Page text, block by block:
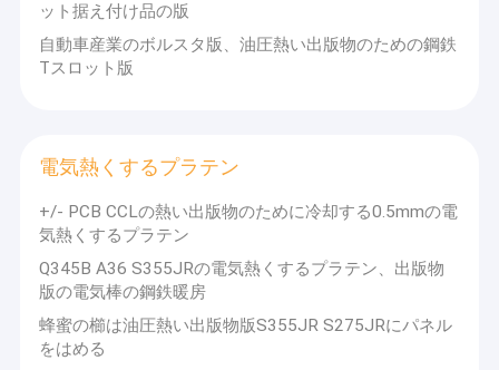
ット据え付け品の版
自動車産業のボルスタ版、油圧熱い出版物のための鋼鉄
Tスロット版
電気熱くするプラテン
+/- PCB CCLの熱い出版物のために冷却する0.5mmの電
気熱くするプラテン
Q345B A36 S355JRの電気熱くするプラテン、出版物
版の電気棒の鋼鉄暖房
蜂蜜の櫛は油圧熱い出版物版S355JR S275JRにパネル
をはめる